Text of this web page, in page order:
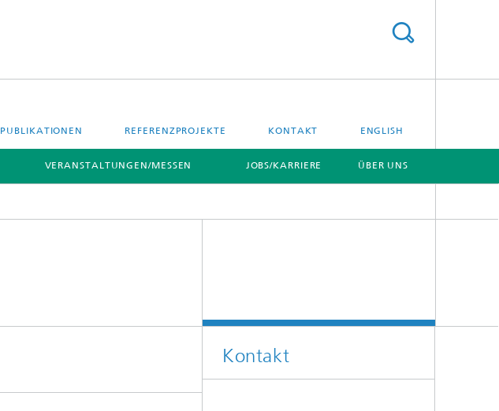
PUBLIKATIONEN REFERENZPROJEKTE KONTAKT ENGLISH
VERANSTALTUNGEN/MESSEN JOBS/KARRIERE ÜBER UNS
Kontakt